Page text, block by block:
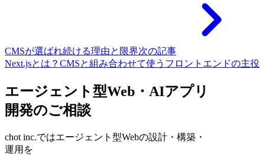
CMSが選ばれ続ける理由と限界次の記事
Next.jsとは？CMSと組み合わせて使うフロントエンドの主役
エージェント型Web・AIアプリ
開発のご相談
chot inc.ではエージェント型Webの設計・構築・
運用を